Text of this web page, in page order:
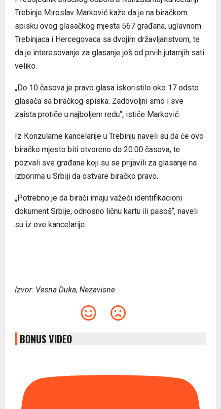
Trebinje Miroslav Marković kaže da je na biračkom
spisku ovog glasačkog mjesta 567 građana, uglavnom
Trebinjaca i Hercegovaca sa dvojim državljanstvom, te
da je interesovanje za glasanje još od prvih jutarnjih sati
veliko.
„Do 10 časova je pravo glasa iskoristilo oko 17 odsto
glasača sa biračkog spiska. Zadovoljni smo i sve
zaista protiče u najboljem redu“, ističe Marković.
Iz Кonzularne kancelarije u Trebinju naveli su da će ovo
biračko mjesto biti otvoreno do 20.00 časova, te
pozvali sve građane koji su se prijavili za glasanje na
izborima u Srbiji da ostvare biračko pravo.
„Potrebno je da birači imaju važeći identifikacioni
dokument Srbije, odnosno ličnu kartu ili pasoš“, naveli
su iz ove kancelarije.
Izvor: Vesna Duka, Nezavisne
BONUS VIDEO